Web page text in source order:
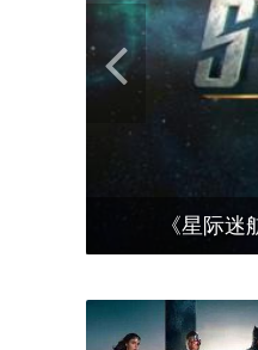
《星际
Previous
男主商谈加盟
《我们的生活》
《我们的生活》
获得六神祝福
《自杀小队2》